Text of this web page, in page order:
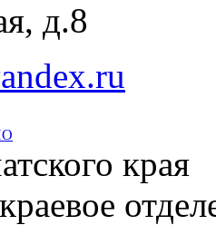
д.8
края